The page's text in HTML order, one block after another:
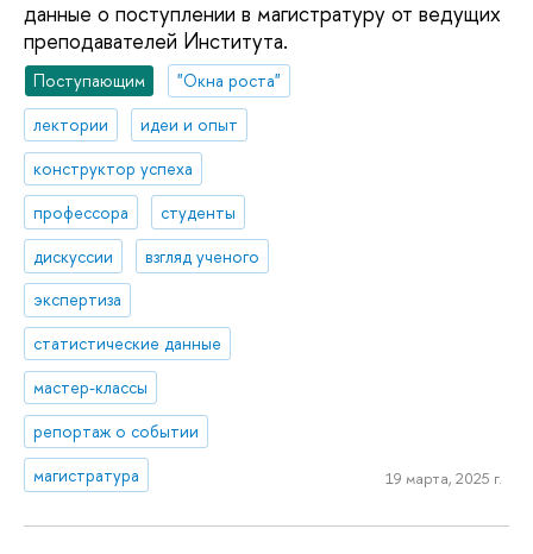
данные о поступлении в магистратуру от ведущих
преподавателей Института.
Поступающим
"Окна роста"
лектории
идеи и опыт
конструктор успеха
профессора
студенты
дискуссии
взгляд ученого
экспертиза
статистические данные
мастер-классы
репортаж о событии
магистратура
19 марта, 2025 г.